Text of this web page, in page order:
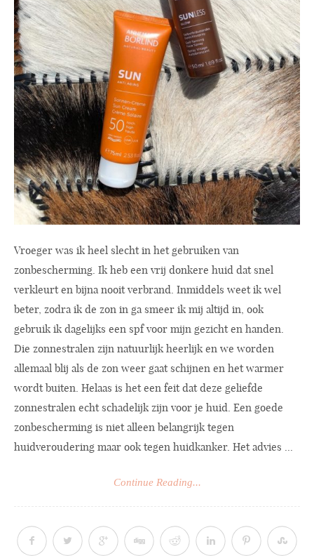
Vroeger was ik heel slecht in het gebruiken van
zonbescherming. Ik heb een vrij donkere huid dat snel
verkleurt en bijna nooit verbrand. Inmiddels weet ik wel
beter, zodra ik de zon in ga smeer ik mij altijd in, ook
gebruik ik dagelijks een spf voor mijn gezicht en handen.
Die zonnestralen zijn natuurlijk heerlijk en we worden
allemaal blij als de zon weer gaat schijnen en het warmer
wordt buiten. Helaas is het een feit dat deze geliefde
zonnestralen echt schadelijk zijn voor je huid. Een goede
zonbescherming is niet alleen belangrijk tegen
huidveroudering maar ook tegen huidkanker. Het advies ...
Continue Reading...